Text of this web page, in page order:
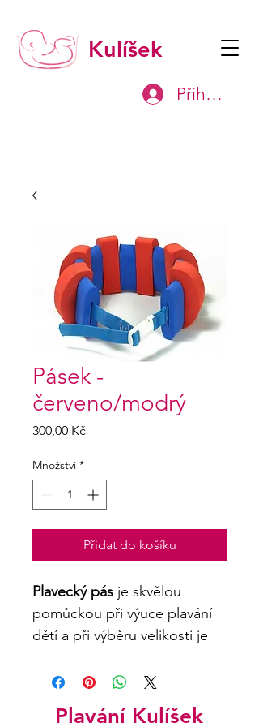
Kulíšek
Přihlásit
Pásek -
červeno/modrý
300,00 KčCena
Množství *
Přidat do košíku
Plavecký pás je skvělou
pomůckou při výuce plavání
dětí a při výběru velikosti je
na váhu a plavecké
Na rozdíl od nafukovacího
Plavání Kulíšek